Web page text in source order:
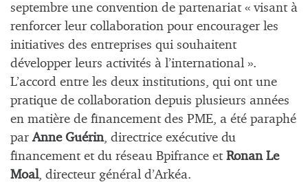
septembre une convention de partenariat « visant à
renforcer leur collaboration pour encourager les
initiatives des entreprises qui souhaitent
développer leurs activités à l’international ».
L’accord entre les deux institutions, qui ont une
pratique de collaboration depuis plusieurs années
en matière de financement des PME, a été paraphé
par Anne Guérin, directrice exécutive du
financement et du réseau Bpifrance et Ronan Le
Moal, directeur général d’Arkéa.